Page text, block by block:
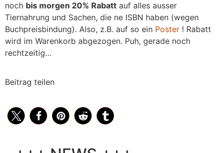
noch bis morgen 20% Rabatt auf alles ausser
Tiernahrung und Sachen, die ne ISBN haben (wegen
Buchpreisbindung). Also, z.B. auf so ein Poster ! Rabatt
wird im Warenkorb abgezogen. Puh, gerade noch
rechtzeitig…
Beitrag teilen